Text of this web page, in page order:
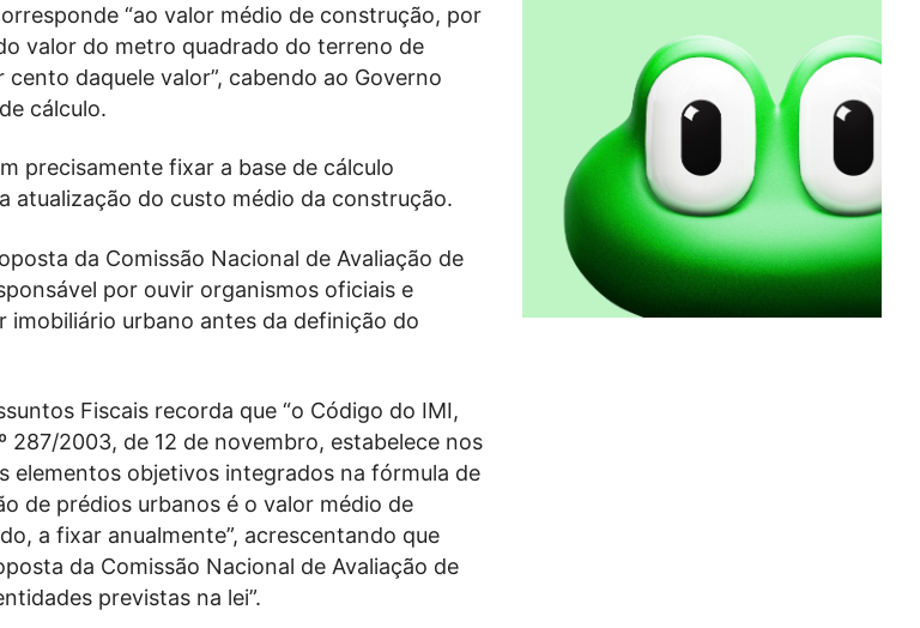
“ao valor médio de construção, por
valor do metro quadrado do terreno de
daquele valor”, cabendo ao Governo
cálculo.
precisamente fixar a base de cálculo
atualização do custo médio da construção.
da Comissão Nacional de Avaliação de
por ouvir organismos oficiais e
imobiliário urbano antes da definição do
Fiscais recorda que “o Código do IMI,
287/2003, de 12 de novembro, estabelece nos
elementos objetivos integrados na fórmula de
de prédios urbanos é o valor médio de
a fixar anualmente”, acrescentando que
da Comissão Nacional de Avaliação de
previstas na lei”.